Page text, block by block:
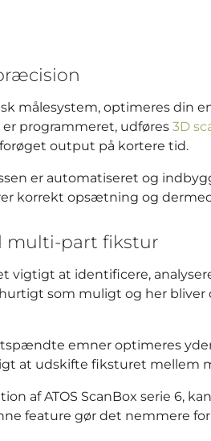
målesystem, optimeres din
programmeret, udføres 3D
output på kortere tid.
er automatiseret og
korrekt opsætning og
multi-part fikstur
vigtigt at identificere,
som muligt og her
emner optimeres
at udskifte fiksturet mellem
af ATOS ScanBox serie 6,
feature gør det nemmere